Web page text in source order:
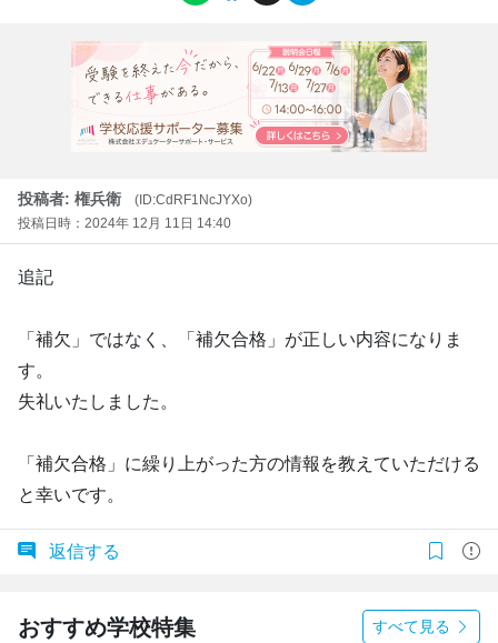
投稿者: 権兵衛
(ID:CdRF1NcJYXo)
投稿日時：2024年 12月 11日 14:40
追記
「補欠」ではなく、「補欠合格」が正しい内容になりま
す。
失礼いたしました。
「補欠合格」に繰り上がった方の情報を教えていただける
と幸いです。
返信する
おすすめ学校特集 すべて見る